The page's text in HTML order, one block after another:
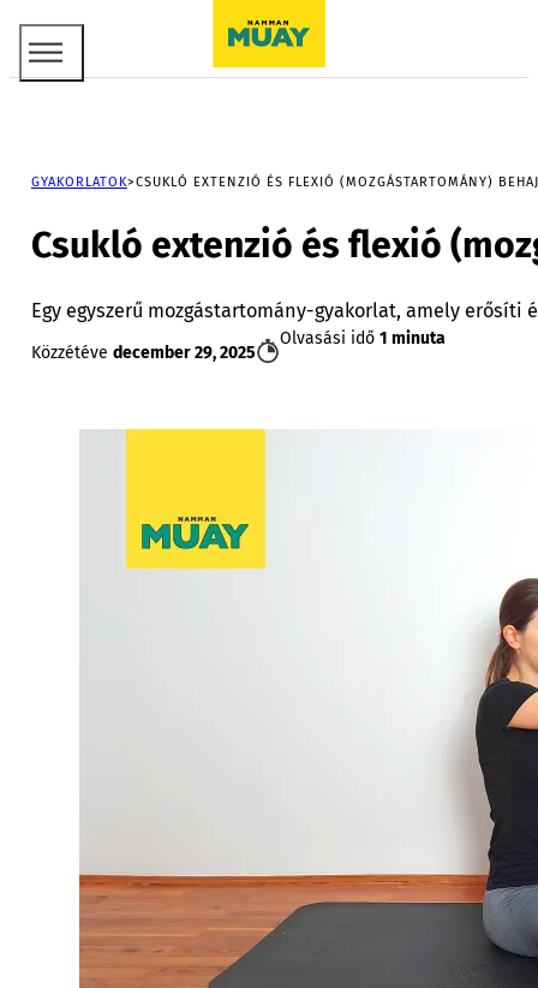
GYAKORLATOK CSUKLÓ EXTENZIÓ ÉS FLEXIÓ (MOZGÁSTARTOMÁNY)
Csukló extenzió és flexió
Egy egyszerű mozgástartomány-gyakorlat, amely
Közzétéve december 29, 2025
Olvasási idő 1 minuta